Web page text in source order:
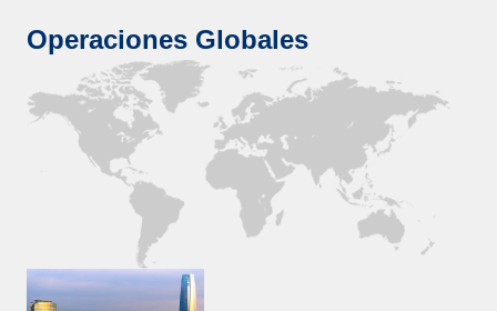
Operaciones Globales